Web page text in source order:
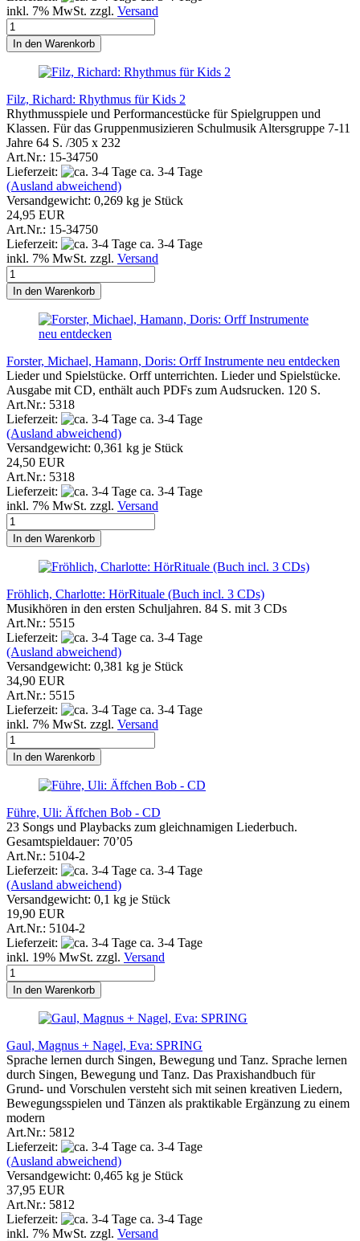
inkl. 7% MwSt. zzgl. Versand
In den Warenkorb
Filz, Richard: Rhythmus für Kids 2
Rhythmusspiele und Performancestücke für Spielgruppen und
Klassen. Für das Gruppenmusizieren Schulmusik Altersgruppe 7-11
Jahre 64 S. /305 x 232
Art.Nr.: 15-34750
Lieferzeit:
ca. 3-4 Tage
(Ausland abweichend)
Versandgewicht: 0,269 kg je Stück
24,95 EUR
Art.Nr.: 15-34750
Lieferzeit:
ca. 3-4 Tage
inkl. 7% MwSt. zzgl. Versand
In den Warenkorb
Forster, Michael, Hamann, Doris: Orff Instrumente neu entdecken
Lieder und Spielstücke. Orff unterrichten. Lieder und Spielstücke.
Ausgabe mit CD, enthält auch PDFs zum Audsrucken. 120 S.
Art.Nr.: 5318
Lieferzeit:
ca. 3-4 Tage
(Ausland abweichend)
Versandgewicht: 0,361 kg je Stück
24,50 EUR
Art.Nr.: 5318
Lieferzeit:
ca. 3-4 Tage
inkl. 7% MwSt. zzgl. Versand
In den Warenkorb
Fröhlich, Charlotte: HörRituale (Buch incl. 3 CDs)
Musikhören in den ersten Schuljahren. 84 S. mit 3 CDs
Art.Nr.: 5515
Lieferzeit:
ca. 3-4 Tage
(Ausland abweichend)
Versandgewicht: 0,381 kg je Stück
34,90 EUR
Art.Nr.: 5515
Lieferzeit:
ca. 3-4 Tage
inkl. 7% MwSt. zzgl. Versand
In den Warenkorb
Führe, Uli: Äffchen Bob - CD
23 Songs und Playbacks zum gleichnamigen Liederbuch.
Gesamtspieldauer: 70’05
Art.Nr.: 5104-2
Lieferzeit:
ca. 3-4 Tage
(Ausland abweichend)
Versandgewicht: 0,1 kg je Stück
19,90 EUR
Art.Nr.: 5104-2
Lieferzeit:
ca. 3-4 Tage
inkl. 19% MwSt. zzgl. Versand
In den Warenkorb
Gaul, Magnus + Nagel, Eva: SPRING
Sprache lernen durch Singen, Bewegung und Tanz. Sprache lernen
durch Singen, Bewegung und Tanz. Das Praxishandbuch für
Grund- und Vorschulen versteht sich mit seinen kreativen Liedern,
Bewegungsspielen und Tänzen als praktikable Ergänzung zu einem
modern
Art.Nr.: 5812
Lieferzeit:
ca. 3-4 Tage
(Ausland abweichend)
Versandgewicht: 0,465 kg je Stück
37,95 EUR
Art.Nr.: 5812
Lieferzeit:
ca. 3-4 Tage
inkl. 7% MwSt. zzgl. Versand